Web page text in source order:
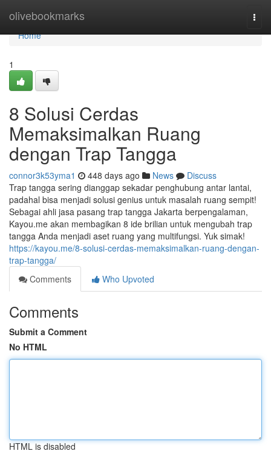
olivebookmarks
Home
Home
1
8 Solusi Cerdas
Memaksimalkan Ruang
dengan Trap Tangga
connor3k53yma1 448 days ago News
Discuss
Trap tangga sering dianggap sekadar penghubung antar lantai,
padahal bisa menjadi solusi genius untuk masalah ruang sempit!
Sebagai ahli jasa pasang trap tangga Jakarta berpengalaman,
Kayou.me akan membagikan 8 ide brilian untuk mengubah trap
tangga Anda menjadi aset ruang yang multifungsi. Yuk simak!
https://kayou.me/8-solusi-cerdas-memaksimalkan-ruang-dengan-
trap-tangga/
Comments
Who Upvoted
Comments
Submit a Comment
No HTML
HTML is disabled